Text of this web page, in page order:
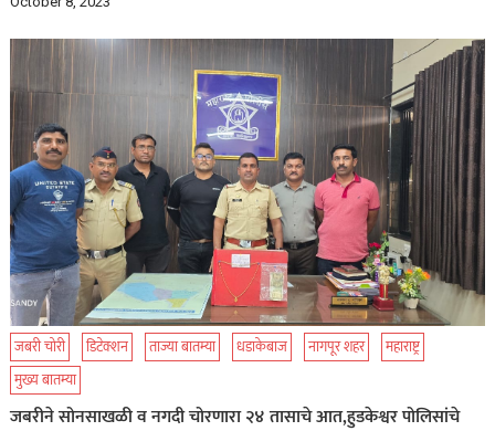
जबरी चोरी डिटेक्शन ताज्या बातम्या धडाकेबाज नागपूर शहर
महाराष्ट्र
मुख्य बातम्या
जबरीने सोनसाखळी व नगदी चोरणारा २४ तासाचे आत,हुडकेश्वर पोलिसांचे